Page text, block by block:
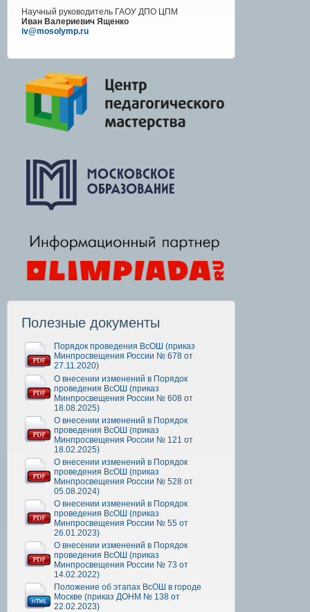
Научный руководитель ГАОУ ДПО ЦПМ
Иван Валериевич Ященко
iv@mosolymp.ru
Полезные документы
Порядок проведения ВсОШ (приказ
Минпросвещения России № 678 от
27.11.2020)
О внесении изменений в Порядок
проведения ВсОШ (приказ
Минпросвещения России № 608 от
18.08.2025)
О внесении изменений в Порядок
проведения ВсОШ (приказ
Минпросвещения России № 121 от
18.02.2025)
О внесении изменений в Порядок
проведения ВсОШ (приказ
Минпросвещения России № 528 от
05.08.2024)
О внесении изменений в Порядок
проведения ВсОШ (приказ
Минпросвещения России № 55 от
26.01.2023)
О внесении изменений в Порядок
проведения ВсОШ (приказ
Минпросвещения России № 73 от
14.02.2022)
Положение об этапах ВсОШ в городе
Москве (приказ ДОНМ № 138 от
22.02.2023)